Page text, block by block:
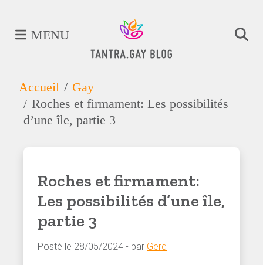
MENU
Accueil
Gay
Roches et firmament: Les possibilités
d’une île, partie 3
Roches et firmament:
Les possibilités d’une île,
partie 3
Posté le 28/05/2024 - par Gerd